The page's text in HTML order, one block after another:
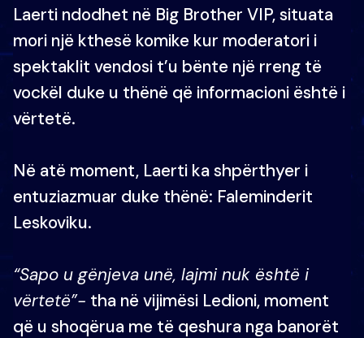
Laerti ndodhet në Big Brother VIP, situata
mori një kthesë komike kur moderatori i
spektaklit vendosi t’u bënte një rreng të
vockël duke u thënë që informacioni është i
vërtetë.
Në atë moment, Laerti ka shpërthyer i
entuziazmuar duke thënë: Faleminderit
Leskoviku.
“Sapo u gënjeva unë, lajmi nuk është i
vërtetë”- tha në vijimësi Ledioni, moment
që u shoqërua me të qeshura nga banorët